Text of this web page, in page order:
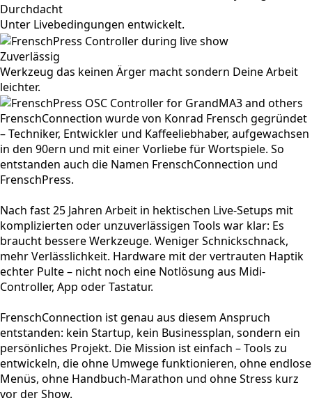
Durchdacht
Unter Livebedingungen entwickelt.
Zuverlässig
Werkzeug das keinen Ärger macht sondern Deine Arbeit
leichter.
FrenschConnection wurde von Konrad Frensch gegründet
– Techniker, Entwickler und Kaffeeliebhaber, aufgewachsen
in den 90ern und mit einer Vorliebe für Wortspiele. So
entstanden auch die Namen FrenschConnection und
FrenschPress.
Nach fast 25 Jahren Arbeit in hektischen Live-Setups mit
komplizierten oder unzuverlässigen Tools war klar: Es
braucht bessere Werkzeuge. Weniger Schnickschnack,
mehr Verlässlichkeit. Hardware mit der vertrauten Haptik
echter Pulte – nicht noch eine Notlösung aus Midi-
Controller, App oder Tastatur.
FrenschConnection ist genau aus diesem Anspruch
entstanden: kein Startup, kein Businessplan, sondern ein
persönliches Projekt. Die Mission ist einfach – Tools zu
entwickeln, die ohne Umwege funktionieren, ohne endlose
Menüs, ohne Handbuch-Marathon und ohne Stress kurz
vor der Show.